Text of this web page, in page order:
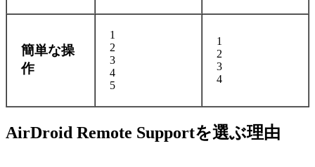
簡単な操
作
1
2
3
4
5
1
2
3
4
AirDroid Remote Supportを選ぶ理由